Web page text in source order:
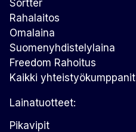
Sortter
Rahalaitos
Omalaina
Suomenyhdistelylaina
Freedom Rahoitus
Kaikki yhteistyökumppanit
Lainatuotteet:
Pikavipit